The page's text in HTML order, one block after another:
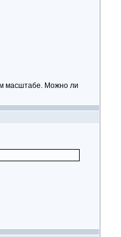
масштабе. Можно ли